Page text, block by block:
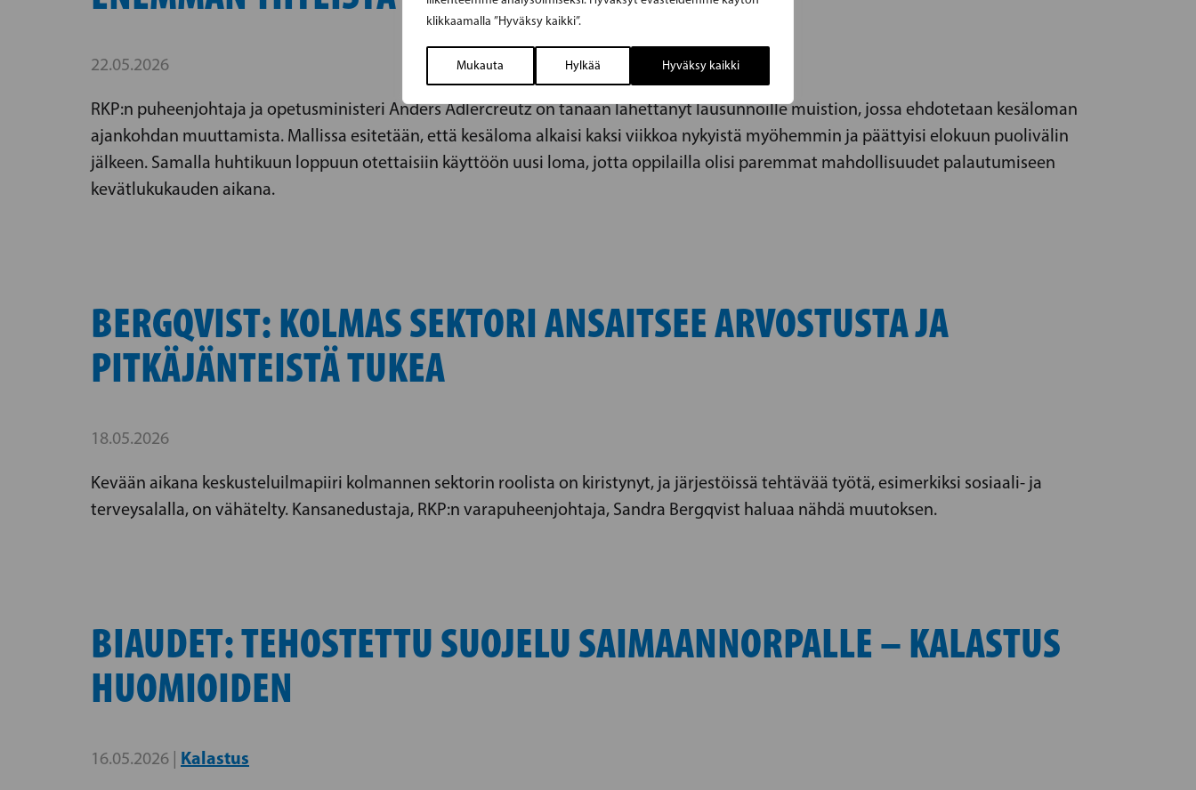
klikkaamalla ”Hyväksy kaikki”.
Mukauta Hylkää Hyväksy kaikki
22.05.2026
RKP:n puheenjohtaja ja opetusministeri Anders Adlercreutz on tänään lähettänyt lausunnoille muistion, jossa ehdotetaan kesäloman
ajankohdan muuttamista. Mallissa esitetään, että kesäloma alkaisi kaksi viikkoa nykyistä myöhemmin ja päättyisi elokuun puolivälin
jälkeen. Samalla huhtikuun loppuun otettaisiin käyttöön uusi loma, jotta oppilailla olisi paremmat mahdollisuudet palautumiseen
kevätlukukauden aikana.
BERGQVIST: KOLMAS SEKTORI ANSAITSEE ARVOSTUSTA JA
PITKÄJÄNTEISTÄ TUKEA
18.05.2026
Kevään aikana keskusteluilmapiiri kolmannen sektorin roolista on kiristynyt, ja järjestöissä tehtävää työtä, esimerkiksi sosiaali- ja
terveysalalla, on vähätelty. Kansanedustaja, RKP:n varapuheenjohtaja, Sandra Bergqvist haluaa nähdä muutoksen.
BIAUDET: TEHOSTETTU SUOJELU SAIMAANNORPALLE – KALASTUS
HUOMIOIDEN
16.05.2026 | Kalastus